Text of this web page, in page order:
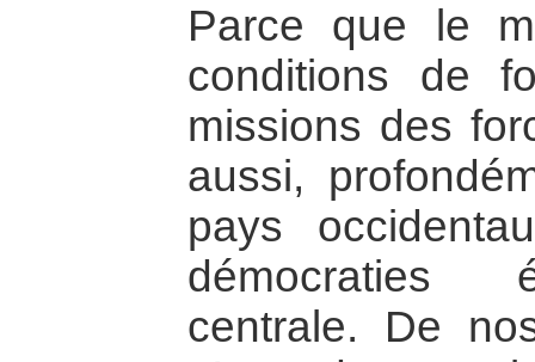
Parce que le
conditions de
missions des
aussi,
pays
démocraties
centrale. De